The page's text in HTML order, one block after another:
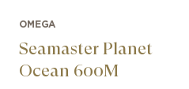
OMEGA
Seamaster Planet
Ocean 600M